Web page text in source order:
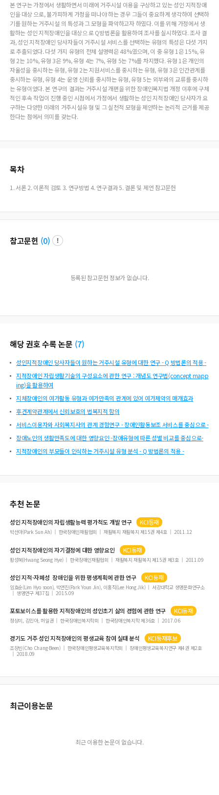
본 연구는 가정에서 생활하면서 미래에 거주시설 이용을 구상하고 있는 성인 지적장애
인을 대상 으로, 불가피하게 가정을 떠나야 하는 경우 그들이 중요하게 생각하여 선택하
기를 원하는 거주시설 의 특성과 그 모형을 파악하고자 하였다. 이를 위해 가정에서 생
활하는 성인 지적장애인을 대상으 로 Q방법론을 활용하여 조사를 실시하였다. 조사 결
과, 성인 지적장애인 당사자들이 거주시설 서비스를 선택하는 유형의 특성은 다섯 가지
로 추출되었다. 다섯 가지 유형의 전체 설명력은 48%였으며, 이 중 유형 1은 15%, 유
형 2는 10%, 유형 3은 9%, 유형 4는 7%, 유형 5는 7%를 차지했다. 유형 1은 개인의
자율성을 중시하는 유형, 유형 2는 지원서비스를 중시하는 유형, 유형 3은 인간관계를
중시하는 유형, 유형 4는 운영 신뢰를 중시하는 유형, 유형 5는 외부와의 교류를 중시하
는 유형이었다. 본 연구의 결과는 거주시설 개편을 위한 장애인복지법 개정 이후에 구체
적인 후속 작업이 진행 중인 시점에서 가정에서 생활하는 성인 지적장애인 당사자가 요
구하는 다양한 미래의 거주시설유 형 및 그 실천적 모형을 제안하는 논리적 근거를 제공
한다는 점에서 의미를 갖는다.
목차
1. 서론 2. 이론적 검토 3. 연구방법 4. 연구결과 5. 결론 및 제언 참고문헌
참고문헌 (0)
등록된 참고문헌 정보가 없습니다.
해당 권호 수록 논문 (7)
성인지적장애인 당사자들이 원하는 거주시설 유형에 대한 연구 - Q 방법론의 적용 -
지적장애인 자립생활기술의 구성요소에 관한 연구 : 개념도 연구법(concept mapp
ing)을 활용하여
지체장애인의 여가활동 유형과 여가만족의 관계에 있어 여가제약의 매개효과
후견계약관계에서 신뢰보호의 법복지적 함의
서비스이용자와 사회복지사의 관계 경험연구 - 장애인활동보조 서비스를 중심으로 -
장애노인의 생활만족도에 대한 영향요인 -장애유형에 따른 성별 비교를 중심으로-
지적장애인의 부모들이 인식하는 거주시설 유형 분석 - Q 방법론의 적용 -
추천 논문
성인지적장애인의 자립생활능력 평가척도 개발 연구 KCI등재
박선아(Park Sun Ah) 한국장애인재활협회 재활복지 재활복지 제15권 제4호 2011.12
성인지적장애인의 자기결정에 대한 영향요인 KCI등재
황성혜(Hwang Seong Hye) 한국장애인재활협회 재활복지 재활복지 제15권 제3호 2011.09
성인지적·자폐성장애인을 위한 평생계획에 관한 연구 KCI등재
임효순(Lim Hyo soon), 박연진(Park Youn Jin), 이홍직(Lee Hong Jik)
서강대학교 생명문화연구소
생명연구 제37집
2015.09
포토보이스를 활용한지적장애인의성인초기 삶의 경험에 관한 연구 KCI등재
정상미, 김민아, 허일권 한국장애인복지학회 한국장애인복지학 제36호 2017.06
경기도 거주성인지적장애인의 평생교육 참여 실태 분석 KCI등재후보
조창빈(Cho Chang-Been) 한국장애인평생교육복지학회
장애인평생교육복지연구 제4권 제2호
2018.09
최근이용논문
최근 이용한 논문이 없습니다.